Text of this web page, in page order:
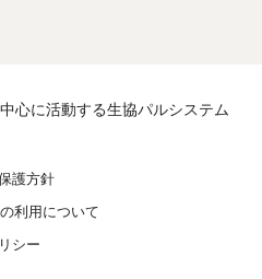
心に活動する生協パルシステム
護方針
利用について
シー